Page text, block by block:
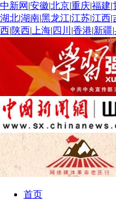
中新网 |安徽|北京|重庆|福建|
湖北|湖南|黑龙江|江苏|江西|
西|陕西| 上海| 四川 |香港|新疆|
首页